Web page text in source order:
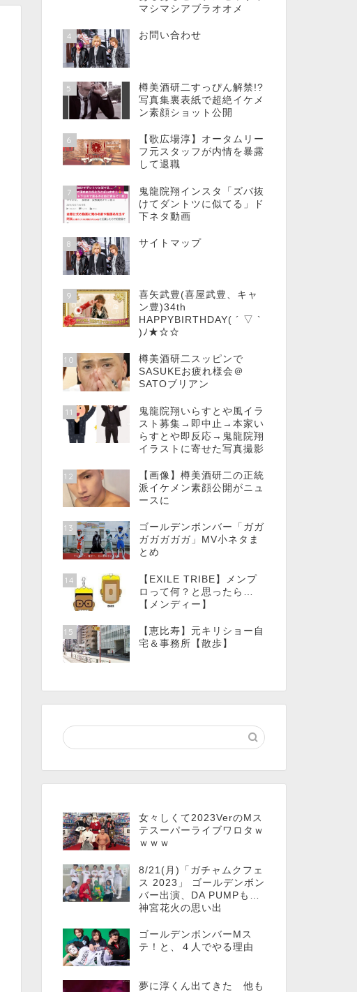
マシマシアブラオオメ
4 お問い合わせ
5
樽美酒研二すっぴん解禁!?
写真集裏表紙で超絶イケメ
ン素顔ショット公開
6
【歌広場淳】オータムリー
フ元スタッフが内情を暴露
して退職
7
鬼龍院翔インスタ「ズバ抜
けてダントツに似てる」ド
下ネタ動画
8 サイトマップ
9
喜矢武豊(喜屋武豊、キャ
ン豊)34th
HAPPYBIRTHDAY( ´ ▽ `
)ﾉ★☆☆
10
樽美酒研二スッピンで
SASUKEお疲れ様会＠
SATOブリアン
11
鬼龍院翔いらすとや風イラ
スト募集→即中止→本家い
らすとや即反応→鬼龍院翔
イラストに寄せた写真撮影
12
【画像】樽美酒研二の正統
派イケメン素顔公開がニュ
ースに
13
ゴールデンボンバー「ガガ
ガガガガガ」MV小ネタま
とめ
14
【EXILE TRIBE】メンプ
ロって何？と思ったら…
【メンディー】
15
【恵比寿】元キリショー自
宅＆事務所【散歩】
女々しくて2023VerのMス
テスーパーライブワロタｗ
ｗｗｗ
8/21(月)「ガチャムクフェ
ス 2023」 ゴールデンボン
バー出演、DA PUMPも…
神宮花火の思い出
ゴールデンボンバーMス
テ！と、４人でやる理由
夢に淳くん出てきた 他も